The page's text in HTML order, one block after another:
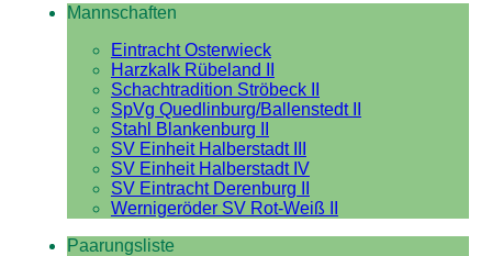
Mannschaften
Eintracht Osterwieck
Harzkalk Rübeland II
Schachtradition Ströbeck II
SpVg Quedlinburg/Ballenstedt II
Stahl Blankenburg II
SV Einheit Halberstadt III
SV Einheit Halberstadt IV
SV Eintracht Derenburg II
Wernigeröder SV Rot-Weiß II
Paarungsliste